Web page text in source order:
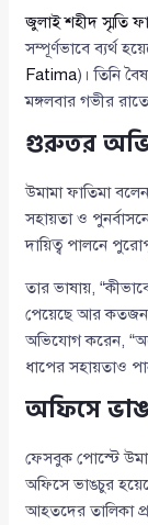
জুলাই শহীদ স্মৃতি
সম্পূর্ণভাবে ব্যর্থ
Fatima)। তিনি
মঙ্গলবার গভীর
গুরুতর
উমামা ফাতিমা
সহায়তা ও
দায়িত্ব পালনে
তার ভাষায়,
পেয়েছে আর কতজন
অভিযোগ করেন,
ধাপের সহায়তাও
অফিসে
ফেসবুক পোস্টে
অফিসে ভাঙচুর
আহতদের তালিকা